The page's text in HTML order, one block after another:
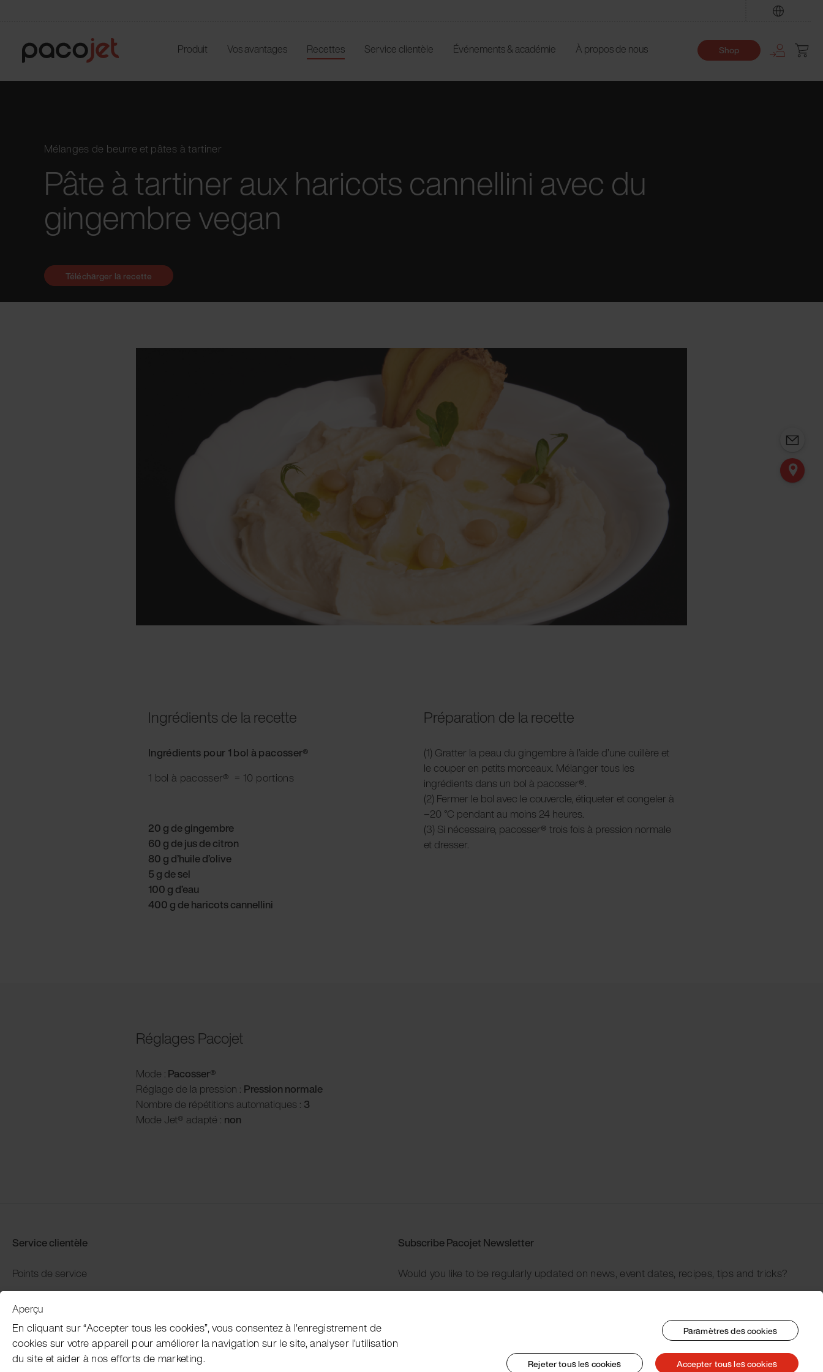
Produit Vos avantages Recettes Service clientèle Événements & académie À propos de nous Shop
Mélanges de beurre et pâtes à tartiner
Pâte à tartiner aux haricots cannellini avec du
gingembre vegan
Ingrédients de la recette
Ingrédients pour 1 bol à pacosser®
1 bol à pacosser® = 10 portions
20 g de gingembre
60 g de jus de citron
80 g d’huile d’olive
5 g de sel
100 g d’eau
400 g de haricots cannellini
Préparation de la recette
(1) Gratter la peau du gingembre à l’aide d’une cuillère et
le couper en petits morceaux. Mélanger tous les
ingrédients dans un bol à pacosser®.
(2) Fermer le bol avec le couvercle, étiqueter et congeler à
−20 °C pendant au moins 24 heures.
(3) Si nécessaire, pacosser® trois fois à pression normale
et dresser.
Réglages Pacojet
Mode : Pacosser®
Réglage de la pression : Pression normale
Nombre de répétitions automatiques : 3
Mode Jet® adapté : non
Télécharger la recette
Service clientèle
Points de service
Distributors
Garantie et retour
Paiement et expédition
Subscribe Pacojet Newsletter
Would you like to be regularly updated on news, event dates, recipes, tips and tricks?
Aperçu
En cliquant sur “Accepter tous les cookies”, vous consentez à l'enregistrement de
cookies sur votre appareil pour améliorer la navigation sur le site, analyser l'utilisation
du site et aider à nos efforts de marketing.
Paramètres des cookies
Rejeter tous les cookies Accepter tous les cookies